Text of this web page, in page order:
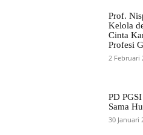
Prof.
Kelola
Cinta
Profesi
2 Februari
PD
Sama
30 Januari